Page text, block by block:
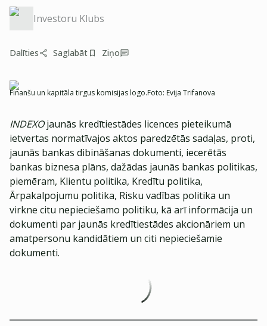
Investoru Klubs
Dalīties Saglabāt Ziņo
Finanšu un kapitāla tirgus komisijas logo.Foto: Evija Trifanova
INDEXOjaunās kredītiestādes licences pieteikumā
ietvertas normatīvajos aktos paredzētās sadaļas, proti,
jaunās bankas dibināšanas dokumenti, iecerētās
bankas biznesa plāns, dažādas jaunās bankas politikas,
piemēram, Klientu politika, Kredītu politika,
Ārpakalpojumu politika, Risku vadības politika un
virkne citu nepieciešamo politiku, kā arī informācija un
dokumenti par jaunās kredītiestādes akcionāriem un
amatpersonu kandidātiem un citi nepieciešamie
dokumenti.